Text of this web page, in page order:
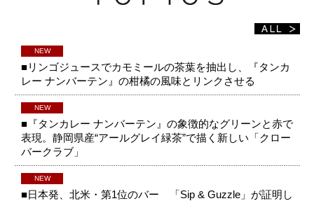
NEW
■リンゴジュースでカモミールの茶葉を抽出し、『タンカ
レー ナンバーテン』の柑橘の風味とリンクさせる
NEW
■『タンカレー ナンバーテン』の象徴的なグリーンと赤で
表現。静岡県産“アールグレイ緑茶”で描く新しい「クロー
バークラブ」
NEW
■日本発、北米・第1位のバー 「Sip & Guzzle」が証明し